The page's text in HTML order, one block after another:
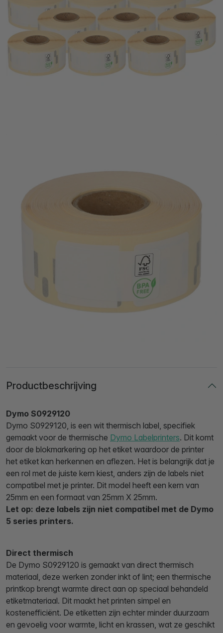
Productbeschrijving
Dymo S0929120
Dymo S0929120, is een wit thermisch label, specifiek
gemaakt voor de thermische Dymo Labelprinters. Dit komt
door de blokmarkering op het etiket waardoor de printer
het etiket kan herkennen en aflezen. Het is belangrijk dat je
een rol met de juiste kern kiest, anders zijn de labels niet
compatibel met je printer. Dit model heeft een kern van
25mm en een formaat van 25mm X 25mm.
Let op: deze labels zijn niet compatibel met de Dymo
5 series printers.
Direct thermisch
De Dymo S0929120 is gemaakt van direct thermisch
materiaal, deze werken zonder inkt of lint; een thermische
printkop brengt warmte direct aan op speciaal behandeld
etiketmateriaal. Dit maakt het printen simpel en
kostenefficiënt. De etiketten zijn echter minder duurzaam
en gevoelig voor warmte, licht en krassen, wat ze geschikt